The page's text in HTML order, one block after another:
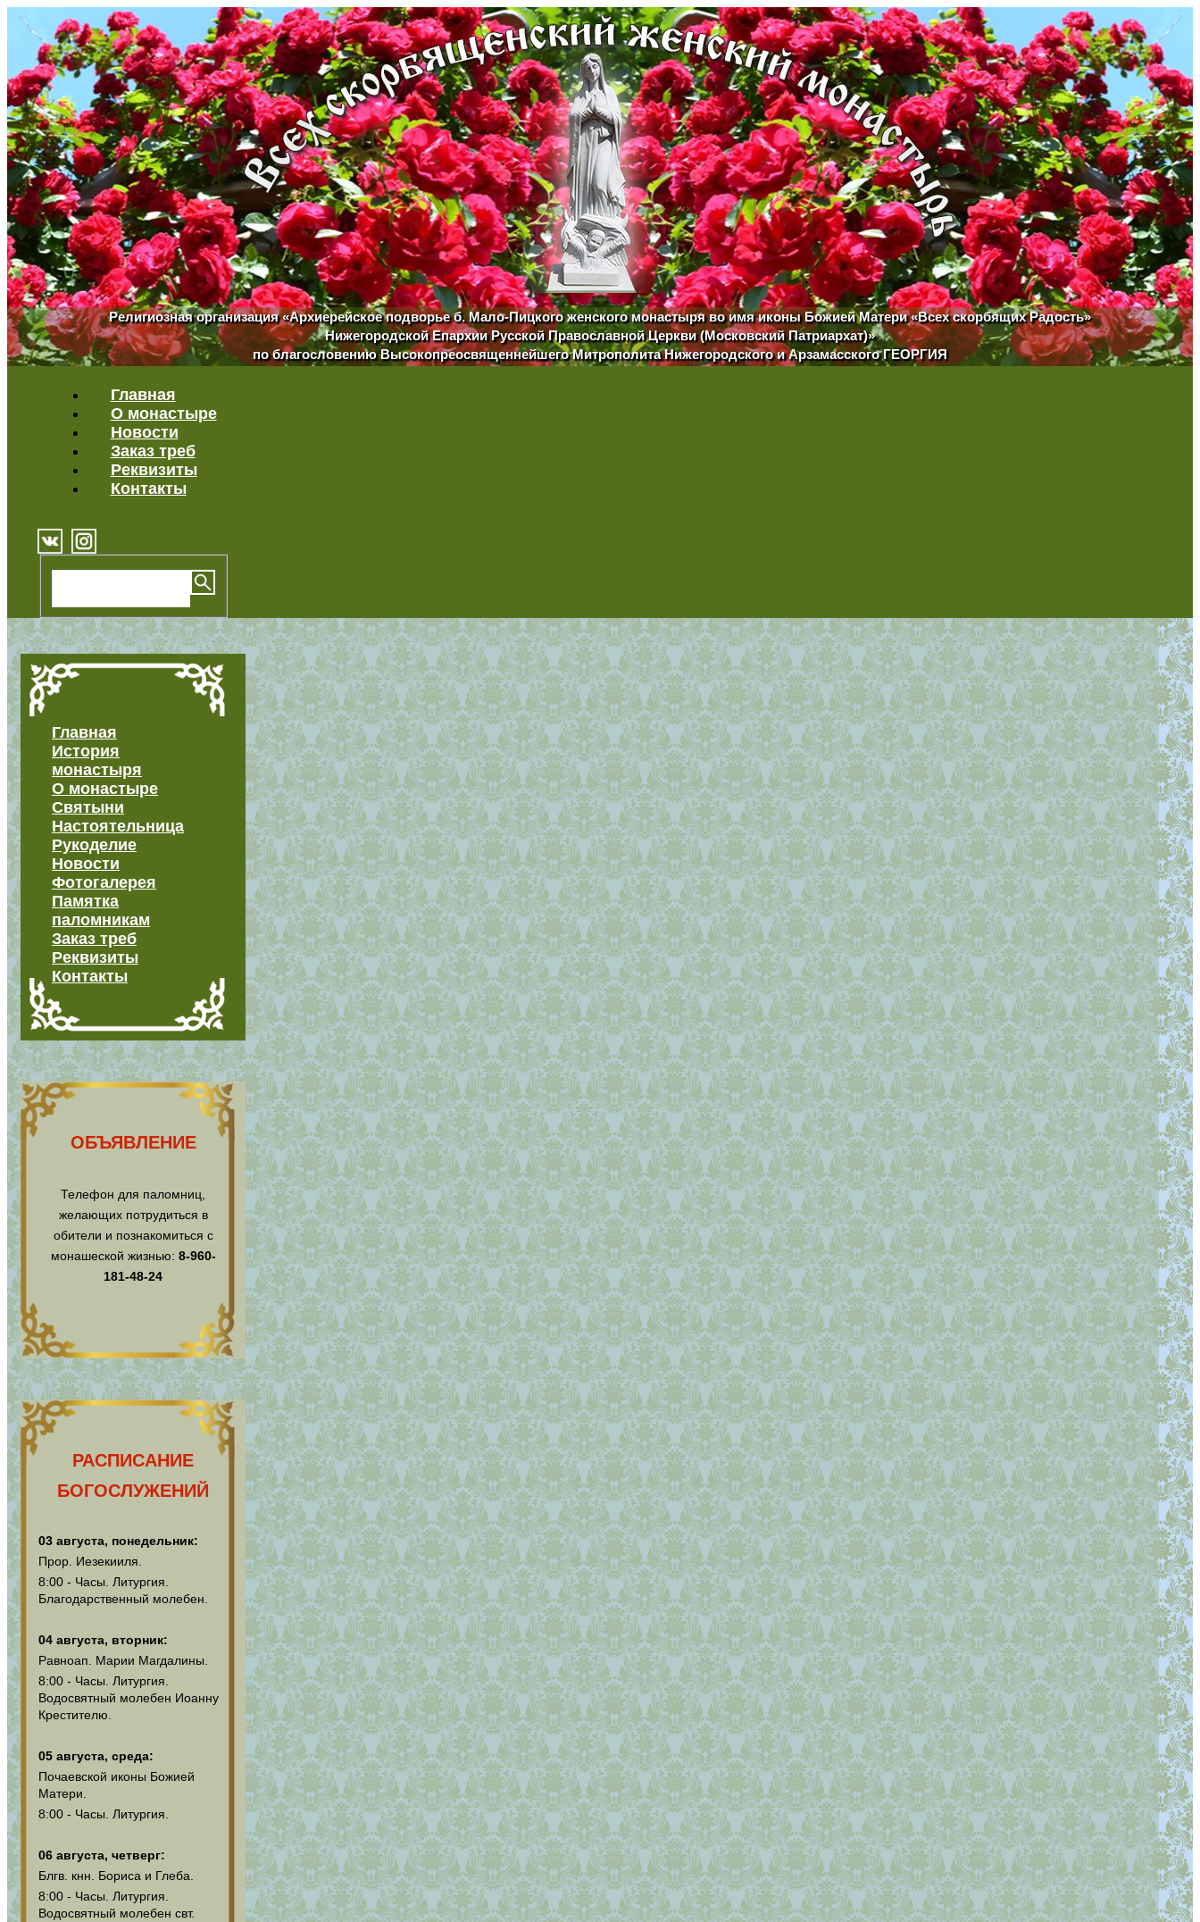
Религиозная организация «Архиерейское подворье б. Мало-Пицкого женского монастыря во имя иконы Божией Матери «Всех скорбящих Радость»
Нижегородской Епархии Русской Православной Церкви (Московский Патриархат)»
по благословению Высокопреосвященнейшего Митрополита Нижегородского и Арзамасского ГЕОРГИЯ
Главная
О монастыре
Новости
Заказ треб
Реквизиты
Контакты
Главная
История
монастыря
О монастыре
Святыни
Настоятельница
Рукоделие
Новости
Фотогалерея
Памятка
паломникам
Заказ треб
Реквизиты
Контакты
ОБЪЯВЛЕНИЕ
Телефон для паломниц,
желающих потрудиться в
обители и познакомиться с
монашеской жизнью: 8-960-
181-48-24
РАСПИСАНИЕ
БОГОСЛУЖЕНИЙ
03 августа, понедельник:
Прор. Иезекииля.
8:00 - Часы. Литургия.
Благодарственный молебен.
04 августа, вторник:
Равноап. Марии Магдалины.
8:00 - Часы. Литургия.
Водосвятный молебен Иоанну
Крестителю.
05 августа, среда:
Почаевской иконы Божией
Матери.
8:00 - Часы. Литургия.
06 августа, четверг:
Блгв. кнн. Бориса и Глеба.
8:00 - Часы. Литургия.
Водосвятный молебен свт.